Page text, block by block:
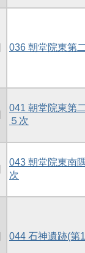
036 朝堂院東第
041 朝堂院東第
５次
043 朝堂院東南
次
044 石神遺跡(第